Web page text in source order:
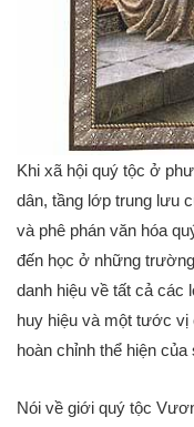
Khi xã hội quý tộc ở
dân, tầng lớp trung lưu
và phê phán văn hóa
đến học ở những
danh hiệu về tất cả các
huy hiệu và một tước vị
hoàn chỉnh thể hiện
Nói về giới quý tộc